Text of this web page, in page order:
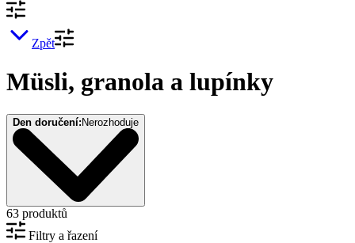
Zpět
Müsli, granola a lupínky
Den doručení: Nerozhoduje
63 produktů
Filtry a řazení